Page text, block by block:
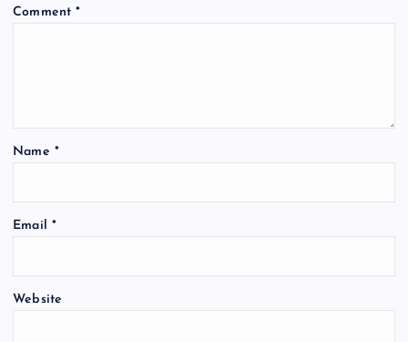
Comment*
Name *
Email *
Website